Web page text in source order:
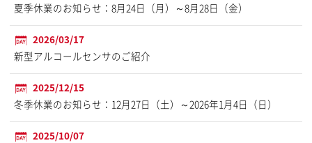
夏季休業のお知らせ：8月24日（月）～8月28日（金）
2026/03/17
新型アルコールセンサのご紹介
2025/12/15
冬季休業のお知らせ：12月27日（土）～2026年1月4日（日）
2025/10/07